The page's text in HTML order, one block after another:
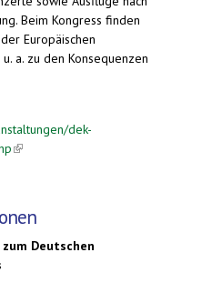
Beim Kongress finden
Europäischen
a. zu den Konsequenzen
dek-
(link is external)
Deutschen